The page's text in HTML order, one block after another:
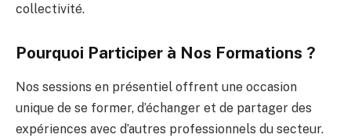
collectivité.
Pourquoi Participer à Nos Formations ?
Nos sessions en présentiel offrent une occasion
unique de se former, d’échanger et de partager des
expériences avec d’autres professionnels du secteur.